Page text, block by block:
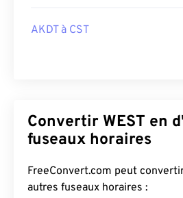
AKDT à CST
Convertir WEST en
fuseaux horaires
FreeConvert.com peut
autres fuseaux horaires :